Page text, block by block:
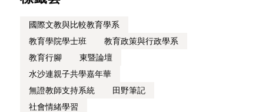
國際文教與比較教育學系
教育學院學士班
教育政策與行政學系
教育行腳
東暨論壇
水沙連親子共學嘉年華
無證教師支持系統
田野筆記
社會情緒學習